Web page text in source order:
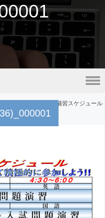
土曜補習スケジュール